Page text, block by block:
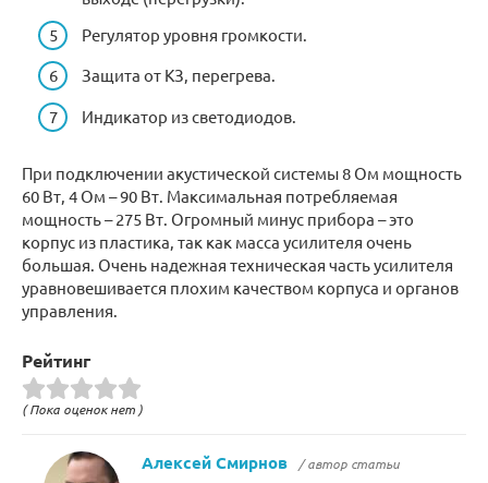
Регулятор уровня громкости.
Защита от КЗ, перегрева.
Индикатор из светодиодов.
При подключении акустической системы 8 Ом мощность
60 Вт, 4 Ом – 90 Вт. Максимальная потребляемая
мощность – 275 Вт. Огромный минус прибора – это
корпус из пластика, так как масса усилителя очень
большая. Очень надежная техническая часть усилителя
уравновешивается плохим качеством корпуса и органов
управления.
Рейтинг
( Пока оценок нет )
Алексей Смирнов / автор статьи